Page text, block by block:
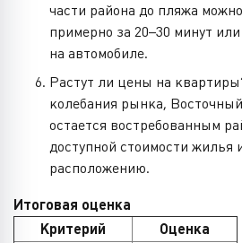
части района до пляжа
примерно за 20–30 минут
на автомобиле.
Растут ли цены на
колебания рынка,
остается востребованным
доступной стоимости жилья
расположению.
Итоговая оценка
Критерий
Оценка